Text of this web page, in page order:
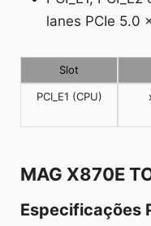
lanes PCIe 5.0
Slot
PCI_E1 (CPU)
MAG X870E
Especificações